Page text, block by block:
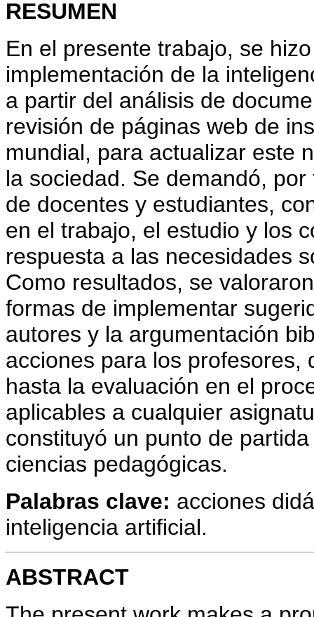
RESUMEN
En el presente trabajo, se
implementación de la
a partir del análisis de
revisión de páginas web de
mundial, para actualizar este
la sociedad. Se demandó,
de docentes y estudiantes,
en el trabajo, el estudio y los
respuesta a las necesidades
Como resultados, se
formas de implementar
autores y la argumentación
acciones para los profesores,
hasta la evaluación en el
aplicables a cualquier
constituyó un punto de
ciencias pedagógicas.
Palabras clave: acciones
inteligencia artificial.
ABSTRACT